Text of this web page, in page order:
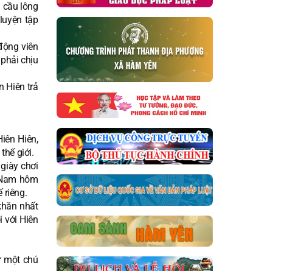
cầu lông
tập
viên
chịu
Hiên trả
Hiên,
giới.
chơi
hôm
riêng.
nhất
với Hiên
một chú